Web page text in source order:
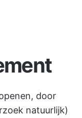
door
natuurlijk)